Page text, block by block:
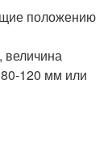
положению
величина
120 мм или